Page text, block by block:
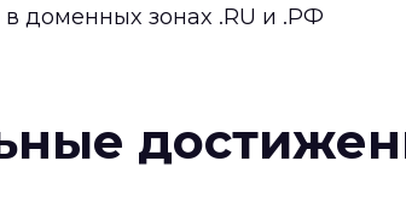
доменных зонах .RU и .РФ